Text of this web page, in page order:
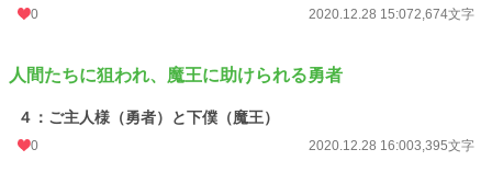
月間ポイント 7 pt (115,452 位)
年間ポイント 203 pt (125,762 位)
累計ポイント
0 2020.12.28 15:072,674文字
人間たちに狙われ、魔王に助けられる勇者
４：ご主人様（勇者）と下僕（魔王）
0 2020.12.28 16:003,395文字